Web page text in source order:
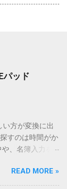
パッド
い方が変換に出
すのは時間がか
、名簿入力を
手書き入力）」
は非効率です
READ MORE »